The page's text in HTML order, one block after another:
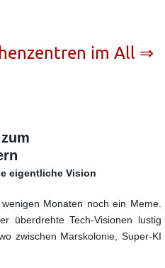
im All ⇒
eigentliche Vision
Monaten noch ein Meme.
überdrehte Tech-Visionen lustig
zwischen Marskolonie, Super-KI